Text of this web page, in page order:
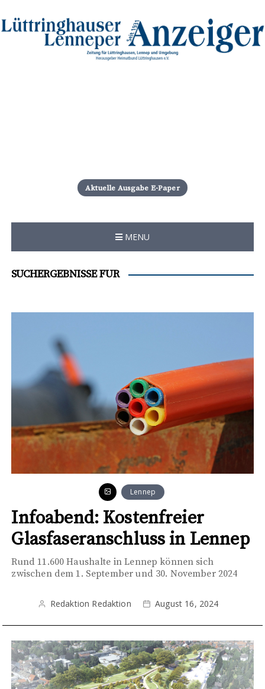
i
p
c
t
Aktuelle Ausgabe E-Paper
MENU
SUCHERGEBNISSE FÜR
Lennep
Infoabend: Kostenfreier
Glasfaseranschluss in Lennep
Rund 11.600 Haushalte in Lennep können sich
zwischen dem 1. September und 30. November 2024
Redaktion Redaktion August 16, 2024